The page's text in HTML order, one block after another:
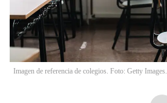
Imagen de referencia de colegios. Foto: Getty Images.